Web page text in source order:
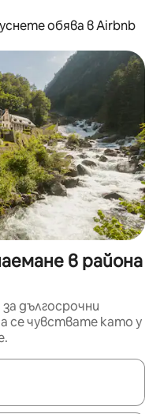
обява в Airbnb
в района
дългосрочни
се чувствате като у
използвайте